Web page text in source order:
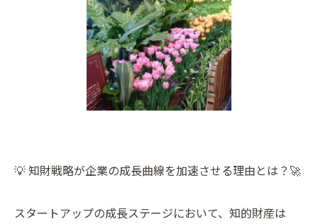
💡 知財戦略が企業の成長曲線を加速させる理由とは？🚀
スタートアップの成長ステージにおいて、知的財産は